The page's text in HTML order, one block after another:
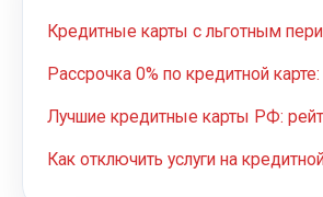
Кредитные карты с льготным
Рассрочка 0% по кредитной
Лучшие кредитные карты РФ:
Как отключить услуги на